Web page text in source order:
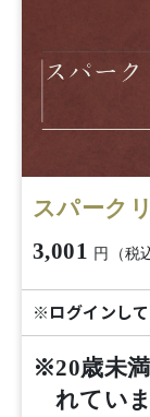
スパーク
3,001 円（税
※ログインして
※20歳未
れていま